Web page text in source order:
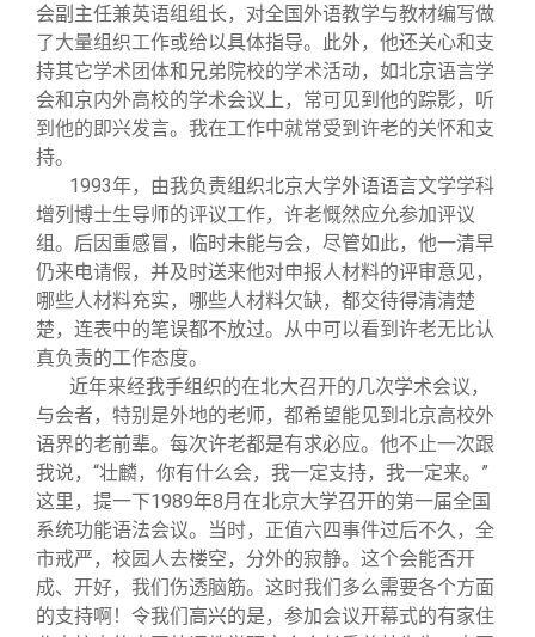
会副主任兼英语组组长，对全国外语教学与教材编写做
了大量组织工作或给以具体指导。此外，他还关心和支
持其它学术团体和兄弟院校的学术活动，如北京语言学
会和京内外高校的学术会议上，常可见到他的踪影，听
到他的即兴发言。我在工作中就常受到许老的关怀和支
持。
1993年，由我负责组织北京大学外语语言文学学科
增列博士生导师的评议工作，许老慨然应允参加评议
组。后因重感冒，临时未能与会，尽管如此，他一清早
仍来电请假，并及时送来他对申报人材料的评审意见，
哪些人材料充实，哪些人材料欠缺，都交待得清清楚
楚，连表中的笔误都不放过。从中可以看到许老无比认
真负责的工作态度。
近年来经我手组织的在北大召开的几次学术会议，
与会者，特别是外地的老师，都希望能见到北京高校外
语界的老前辈。每次许老都是有求必应。他不止一次跟
我说，“壮麟，你有什么会，我一定支持，我一定来。”
这里，提一下1989年8月在北京大学召开的第一届全国
系统功能语法会议。当时，正值六四事件过后不久，全
市戒严，校园人去楼空，分外的寂静。这个会能否开
成、开好，我们伤透脑筋。这时我们多么需要各个方面
的支持啊！令我们高兴的是，参加会议开幕式的有家住